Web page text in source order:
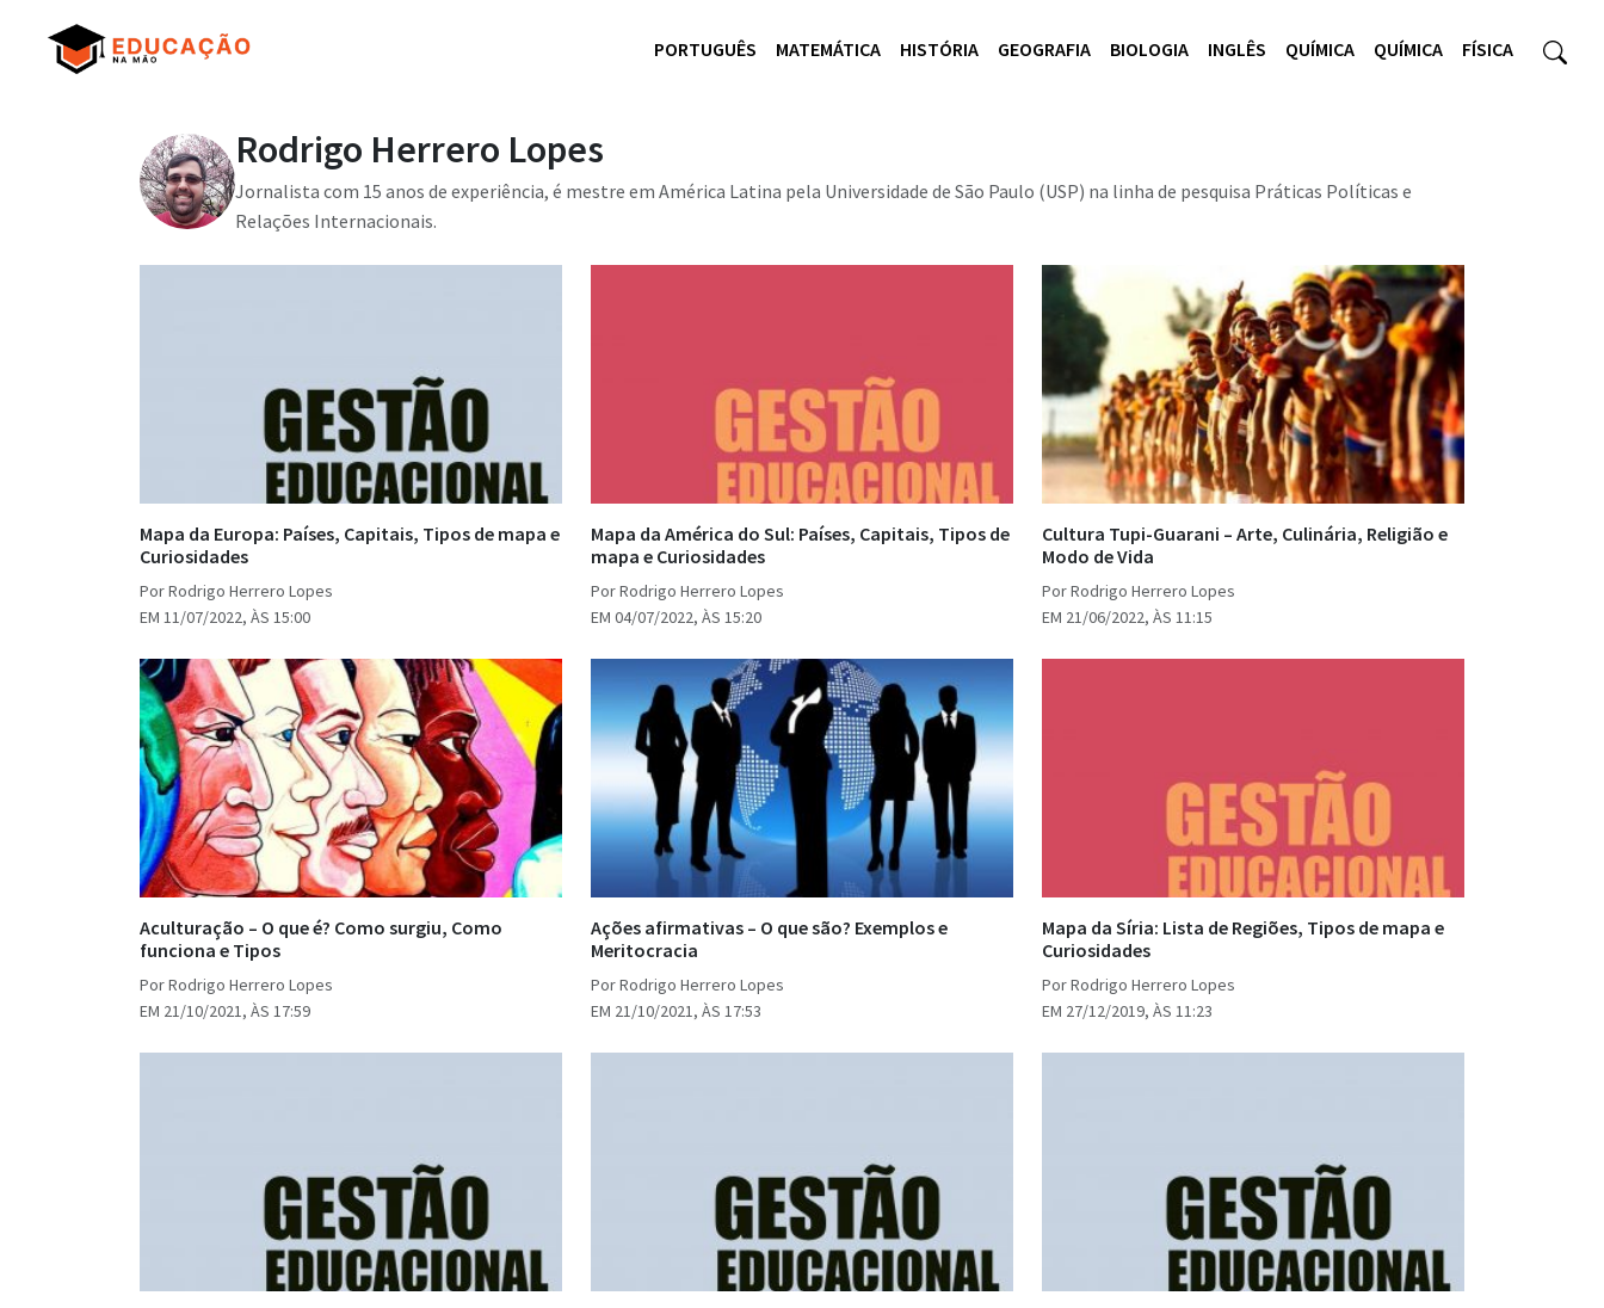
PORTUGUÊS MATEMÁTICA HISTÓRIA GEOGRAFIA BIOLOGIA INGLÊS QUÍMICA QUÍMICA FÍSICA
Rodrigo Herrero Lopes
Jornalista com 15 anos de experiência, é mestre em América Latina pela Universidade de São Paulo (USP) na linha de pesquisa Práticas Políticas e
Relações Internacionais.
Mapa da Europa: Países, Capitais, Tipos de mapa e
Curiosidades
Por Rodrigo Herrero Lopes
EM 11/07/2022, ÀS 15:00
Mapa da América do Sul: Países, Capitais, Tipos de
mapa e Curiosidades
Por Rodrigo Herrero Lopes
EM 04/07/2022, ÀS 15:20
Cultura Tupi-Guarani – Arte, Culinária, Religião e
Modo de Vida
Por Rodrigo Herrero Lopes
EM 21/06/2022, ÀS 11:15
Aculturação – O que é? Como surgiu, Como
funciona e Tipos
Por Rodrigo Herrero Lopes
EM 21/10/2021, ÀS 17:59
Ações afirmativas – O que são? Exemplos e
Meritocracia
Por Rodrigo Herrero Lopes
EM 21/10/2021, ÀS 17:53
Mapa da Síria: Lista de Regiões, Tipos de mapa e
Curiosidades
Por Rodrigo Herrero Lopes
EM 27/12/2019, ÀS 11:23